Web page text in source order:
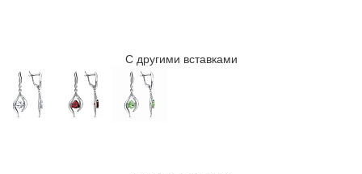
С другими вставками